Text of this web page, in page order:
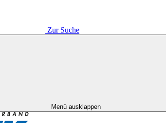
Zur Suche
Menü ausklappen